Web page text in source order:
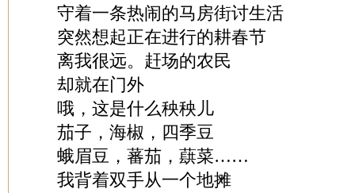
守着一条热闹的马房街讨生活
突然想起正在进行的耕春节
离我很远。赶场的农民
却就在门外
哦，这是什么秧秧儿
茄子，海椒，四季豆
蛾眉豆，蕃茄，蕻菜……
我背着双手从一个地摊